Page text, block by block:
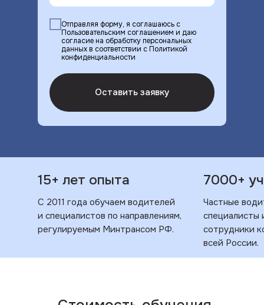
Отправляя форму, я соглашаюсь с
Пользовательским соглашением и даю
согласие на обработку персональных
данных в соответствии с Политикой
конфиденциальности
Оставить заявку
7000+
Частные
специалисты
сотрудники
всей России.
15+ лет опыта
С 2011 года обучаем водителей
и специалистов по направлениям,
регулируемым Минтрансом РФ.